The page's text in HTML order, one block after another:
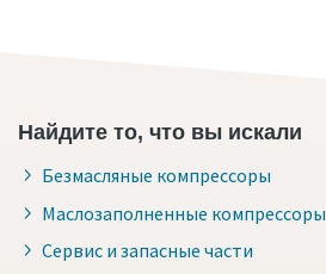
Найдите то, что вы искали
Безмасляные компрессоры
Маслозаполненные компрессоры
Сервис и запасные части